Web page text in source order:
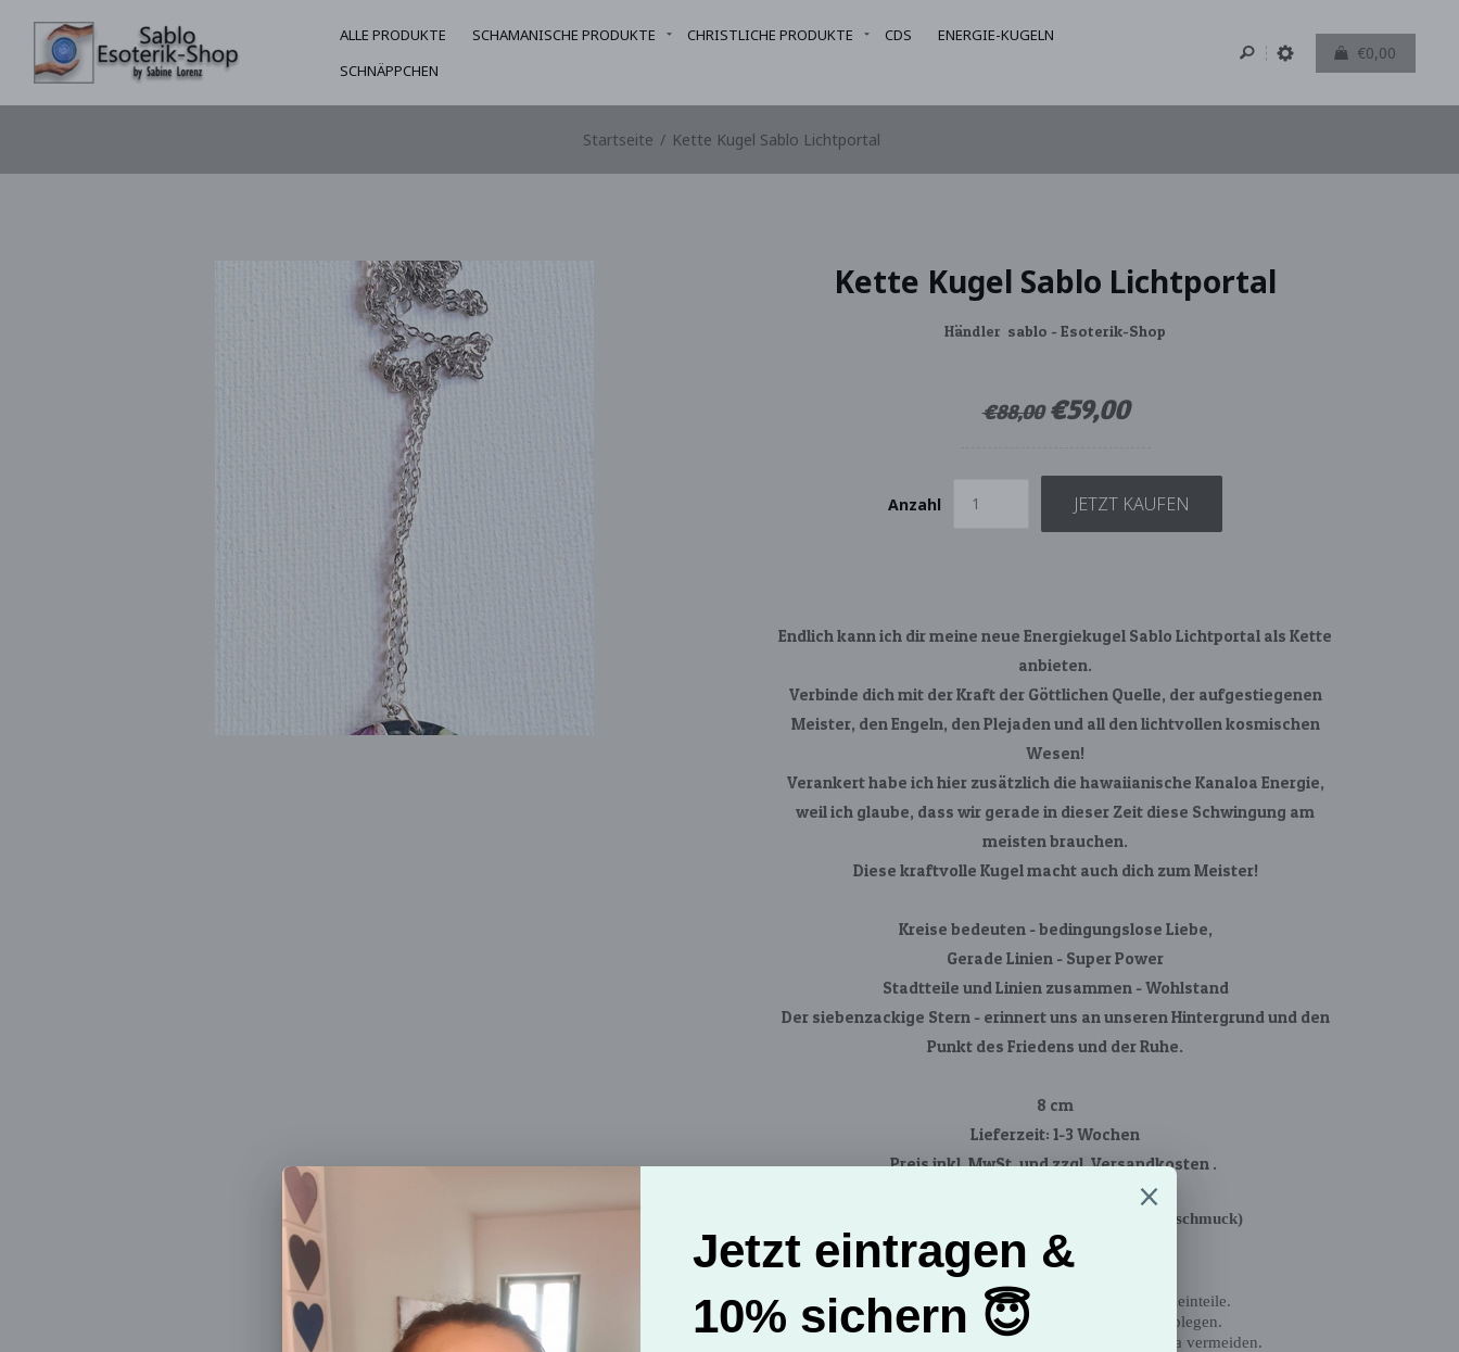
€0,00
ALLE PRODUKTE SCHAMANISCHE PRODUKTE CHRISTLICHE PRODUKTE CDS
ENERGIE-KUGELN
SCHNÄPPCHEN
Startseite / Kette Kugel Sablo Lichtportal
Kette Kugel Sablo Lichtportal
Händler sablo - Esoterik-Shop
€88,00 €59,00
Anzahl JETZT KAUFEN
Endlich kann ich dir meine neue Energiekugel Sablo Lichtportal als Kette
anbieten.
Verbinde dich mit der Kraft der Göttlichen Quelle, der aufgestiegenen
Meister, den Engeln, den Plejaden und all den lichtvollen kosmischen
Wesen!
Verankert habe ich hier zusätzlich die hawaiianische Kanaloa Energie,
weil ich glaube, dass wir gerade in dieser Zeit diese Schwingung am
meisten brauchen.
Diese kraftvolle Kugel macht auch dich zum Meister!
Kreise bedeuten - bedingungslose Liebe,
Gerade Linien - Super Power
Stadtteile und Linien zusammen - Wohlstand
Der siebenzackige Stern - erinnert uns an unseren Hintergrund und den
Punkt des Friedens und der Ruhe.
8 cm
Lieferzeit: 1-3 Wochen
Preis inkl. MwSt.und zzgl.Versandkosten .
Schmuck (esoterisch, spirituell, Edelsteinschmuck)
Sicherheitshinweis:
Schmuck ist kein Spielzeug.
Erstickungsgefahr durch verschluck bare Kleinteile.
Vor dem Duschen, Baden oder Schlafen ablegen.
Kontakt mit Wasser, Chemikalien und Kosmetika vermeiden.